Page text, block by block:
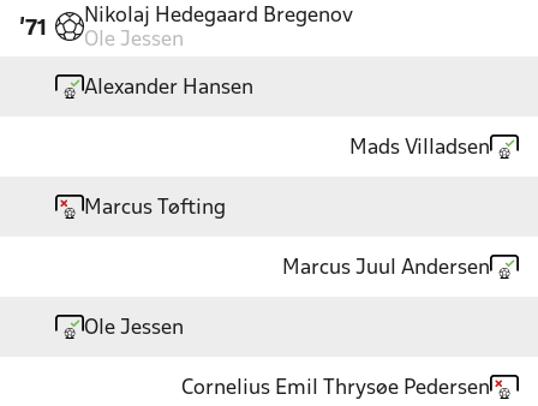
'71
Nikolaj Hedegaard Bregenov
Ole Jessen
Alexander Hansen
Mads Villadsen
Marcus Tøfting
Marcus Juul Andersen
Ole Jessen
Cornelius Emil Thrysøe Pedersen